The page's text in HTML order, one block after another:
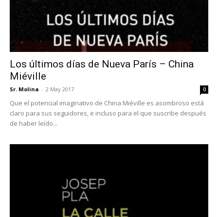
Los últimos días de Nueva París – China
Miéville
Sr. Molina - 2 May 2017 0
Que el potencial imaginativo de China Miéville es asombroso está
claro para sus seguidores, e incluso para el que suscribe después
de haber leído...